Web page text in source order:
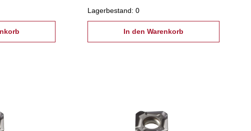
Lagerbestand: 0
In den Warenkorb